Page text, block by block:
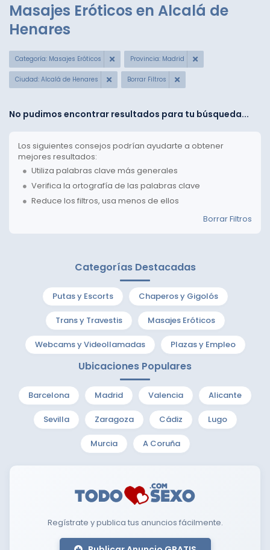
Masajes Eróticos en Alcalá de
Henares
Categoría: Masajes Eróticos Provincia: Madrid
Ciudad: Alcalá de Henares Borrar Filtros
No pudimos encontrar resultados para tu búsqueda...
Los siguientes consejos podrían ayudarte a obtener
mejores resultados:
Utiliza palabras clave más generales
Verifica la ortografía de las palabras clave
Reduce los filtros, usa menos de ellos
Borrar Filtros
Categorías Destacadas
Putas y Escorts Chaperos y Gigolós
Trans y Travestis Masajes Eróticos
Webcams y Videollamadas Plazas y Empleo
Ubicaciones Populares
Barcelona Madrid Valencia Alicante
Sevilla Zaragoza Cádiz Lugo
Murcia A Coruña
Regístrate y publica tus anuncios fácilmente.